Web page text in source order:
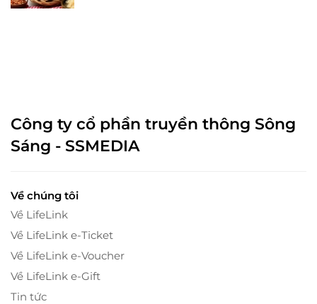
Công ty cổ phần truyền thông Sông
Sáng - SSMEDIA
Về chúng tôi
Về LifeLink
Về LifeLink e-Ticket
Về LifeLink e-Voucher
Về LifeLink e-Gift
Tin tức